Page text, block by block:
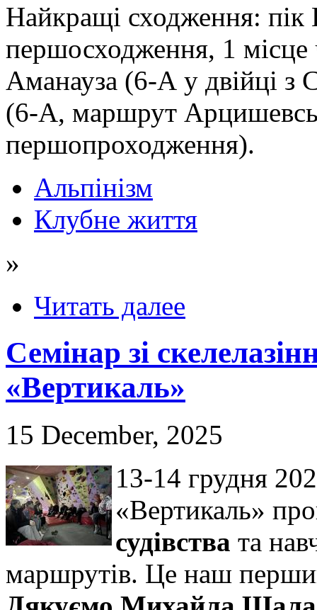
Найкращі сходження: пік
першосходження, 1
Аманауза (6-А у двійці
(6-А, маршрут
першопроходження).
Альпінізм
Клубне життя
»
Читать далее
Семінар зі
«Вертикаль»
15 December, 2025
13-14 грудня
«Вертикаль»
судівства та
маршрутів. Це наш